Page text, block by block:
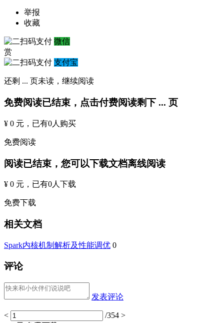
举报
收藏
微信
赏
支付宝
还剩 ... 页未读， 继续阅读
免费阅读已结束，点击付费阅读剩下 ... 页
¥ 0 元 ，已有0人购买
免费阅读
阅读已结束，您可以下载文档离线阅读
¥ 0 元 ，已有0人下载
免费下载
相关文档
Spark内核机制解析及性能调优 0
评论
发表评论
< /354 >